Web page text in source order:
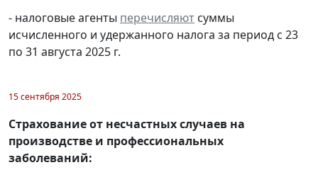
- налоговые агенты перечисляют суммы
исчисленного и удержанного налога за период с 23
по 31 августа 2025 г.
15 сентября 2025
Страхование от несчастных случаев на
производстве и профессиональных
заболеваний: